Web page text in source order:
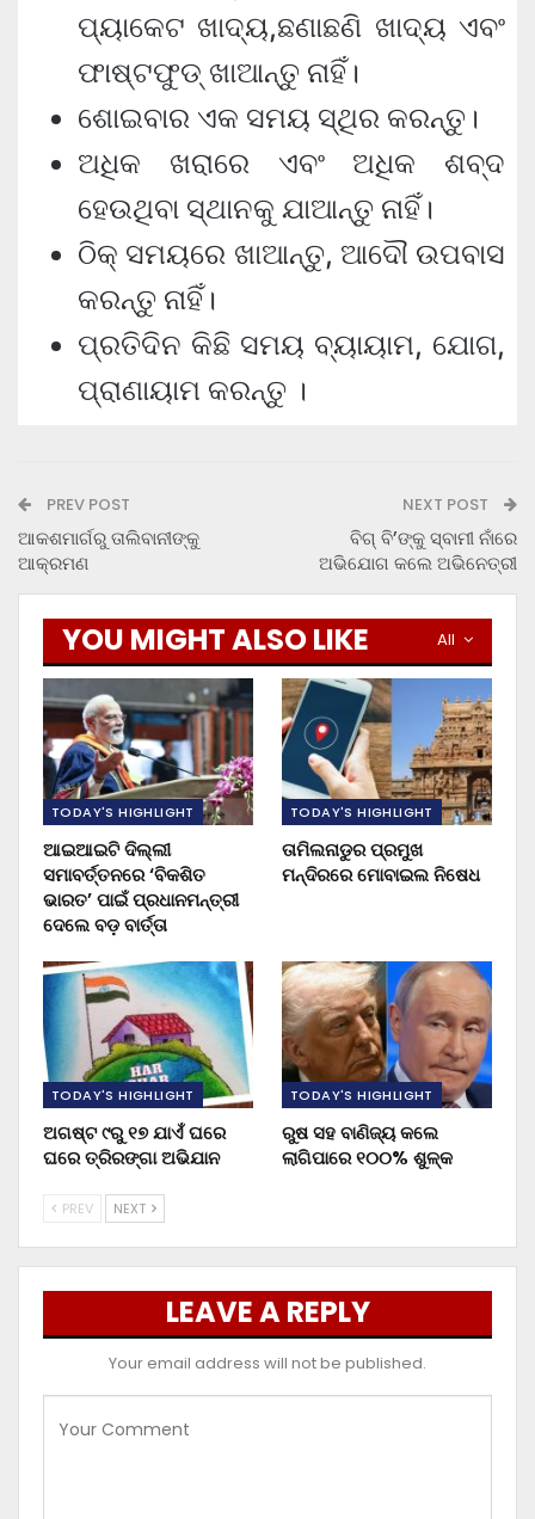
ପ୍ୟାକେଟ ଖାଦ୍ୟ,ଛଣାଛଣି ଖାଦ୍ୟ ଏବଂ
ଫାଷ୍ଟଫୁଡ୍ ଖାଆନ୍ତୁ ନାହିଁ।
ଶୋଇବାର ଏକ ସମୟ ସ୍ଥିର କରନ୍ତୁ।
ଅଧିକ ଖରାରେ ଏବଂ ଅଧିକ ଶବ୍ଦ
ହେଉଥିବା ସ୍ଥାନକୁ ଯାଆନ୍ତୁ ନାହିଁ।
ଠିକ୍ ସମୟରେ ଖାଆନ୍ତୁ, ଆଦୌ ଉପବାସ
କରନ୍ତୁ ନାହିଁ।
ପ୍ରତିଦିନ କିଛି ସମୟ ବ୍ୟାୟାମ, ଯୋଗ,
ପ୍ରାଣାୟାମ କରନ୍ତୁ ।
PREV POST
ଆକଶମାର୍ଗରୁ ତାଲିବାନୀଙ୍କୁ
ଆକ୍ରମଣ
NEXT POST
ବିଗ୍ ବି’ଙ୍କୁ ସ୍ବାମୀ ନାଁରେ
ଅଭିଯୋଗ କଲେ ଅଭିନେତ୍ରୀ
All
YOU MIGHT ALSO LIKE
TODAY'S HIGHLIGHT
ଆଇଆଇଟି ଦିଲ୍ଲୀ
ସମାବର୍ତ୍ତନରେ ‘ବିକଶିତ
ଭାରତ’ ପାଇଁ ପ୍ରଧାନମନ୍ତ୍ରୀ
ଦେଲେ ବଡ଼ ବାର୍ତ୍ତା
TODAY'S HIGHLIGHT
ତାମିଲନାଡୁର ପ୍ରମୁଖ
ମନ୍ଦିରରେ ମୋବାଇଲ ନିଷେଧ
TODAY'S HIGHLIGHT
ଅଗଷ୍ଟ ୯ରୁ ୧୭ ଯାଏଁ ଘରେ
ଘରେ ତ୍ରିରଙ୍ଗା ଅଭିଯାନ
TODAY'S HIGHLIGHT
ରୁଷ ସହ ବାଣିଜ୍ୟ କଲେ
ଲାଗିପାରେ ୧୦୦% ଶୁଳ୍କ
PREV NEXT
LEAVE A REPLY
Your email address will not be published.